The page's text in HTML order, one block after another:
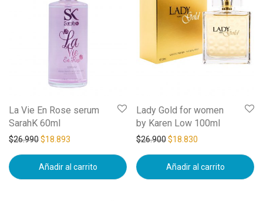
La Vie En Rose serum
SarahK 60ml
$26.990$18.893
Añadir al carrito
Lady Gold for women
by Karen Low 100ml
$26.900$18.830
Añadir al carrito